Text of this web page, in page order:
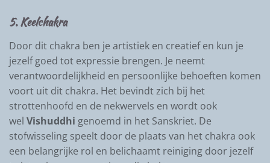
5. Keelchakra
Door dit chakra ben je artistiek en creatief en kun je
jezelf goed tot expressie brengen. Je neemt
verantwoordelijkheid en persoonlijke behoeften komen
voort uit dit chakra. Het bevindt zich bij het
strottenhoofd en de nekwervels en wordt ook
wel Vishuddhi genoemd in het Sanskriet. De
stofwisseling speelt door de plaats van het chakra ook
een belangrijke rol en belichaamt reiniging door jezelf